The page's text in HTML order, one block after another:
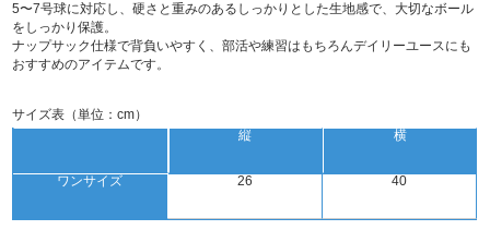
5〜7号球に対応し、硬さと重みのあるしっかりとした生地感で、大切なボール
をしっかり保護。
ナップサック仕様で背負いやすく、部活や練習はもちろんデイリーユースにも
おすすめのアイテムです。
サイズ表（単位：cm）
ワンサイズ
縦
26
横
40